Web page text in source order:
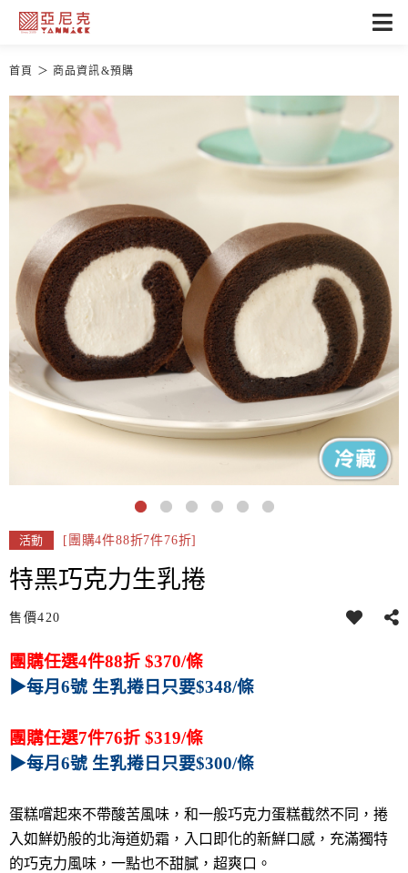
首頁 商品資訊&預購
活動 [團購4件88折7件76折]
特黑巧克力生乳捲
售價420
團購任選4件88折 $370/條
▶每月6號 生乳捲日只要$348/條
團購任選7件76折 $319/條
▶每月6號 生乳捲日只要$300/條
蛋糕嚐起來不帶酸苦風味，和一般巧克力蛋糕截然不同，捲
入如鮮奶般的北海道奶霜，入口即化的新鮮口感，充滿獨特
的巧克力風味，一點也不甜膩，超爽口。